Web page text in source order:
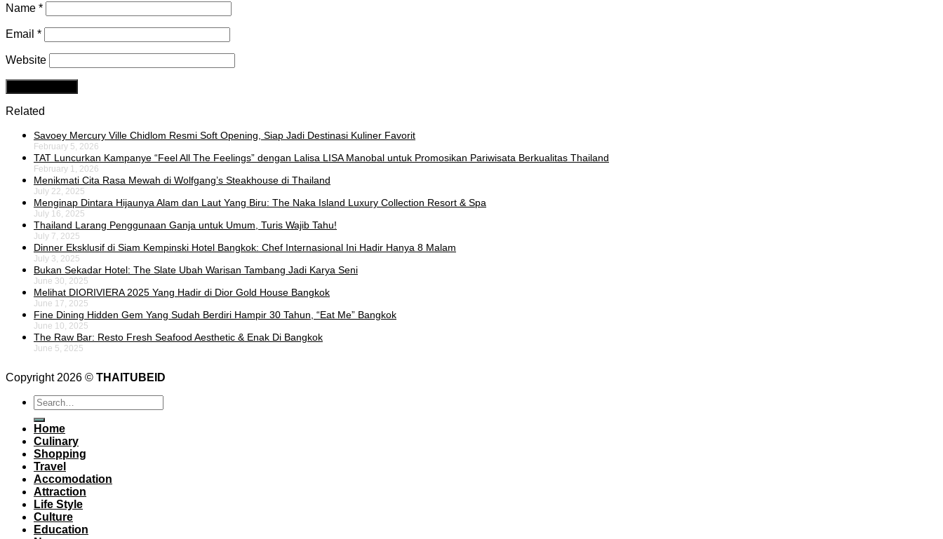
Name *
Email *
Website
Related
Savoey Mercury Ville Chidlom Resmi Soft Opening, Siap Jadi Destinasi Kuliner Favorit
February 5, 2026
TAT Luncurkan Kampanye “Feel All The Feelings” dengan Lalisa LISA Manobal untuk Promosikan Pariwisata Berkualitas Thailand
February 1, 2026
Menikmati Cita Rasa Mewah di Wolfgang’s Steakhouse di Thailand
July 22, 2025
Menginap Dintara Hijaunya Alam dan Laut Yang Biru: The Naka Island Luxury Collection Resort & Spa
July 16, 2025
Thailand Larang Penggunaan Ganja untuk Umum, Turis Wajib Tahu!
July 7, 2025
Dinner Eksklusif di Siam Kempinski Hotel Bangkok: Chef Internasional Ini Hadir Hanya 8 Malam
July 3, 2025
Bukan Sekadar Hotel: The Slate Ubah Warisan Tambang Jadi Karya Seni
June 30, 2025
Melihat DIORIVIERA 2025 Yang Hadir di Dior Gold House Bangkok
June 17, 2025
Fine Dining Hidden Gem Yang Sudah Berdiri Hampir 30 Tahun, “Eat Me” Bangkok
June 10, 2025
The Raw Bar: Resto Fresh Seafood Aesthetic & Enak Di Bangkok
June 5, 2025
Copyright 2026 © THAITUBEID
Home
Culinary
Shopping
Travel
Accomodation
Attraction
Life Style
Culture
Education